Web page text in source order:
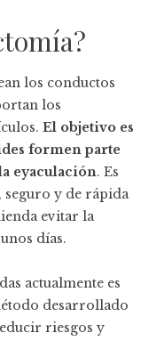
los conductos
los
El objetivo es
formen parte
eyaculación. Es
y de rápida
evitar la
días.
actualmente es
desarrollado
riesgos y